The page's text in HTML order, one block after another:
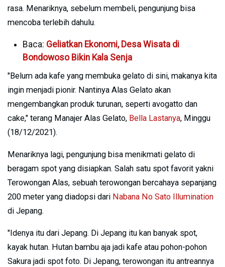
rasa. Menariknya, sebelum membeli, pengunjung bisa
mencoba terlebih dahulu.
Baca: Geliatkan Ekonomi, Desa Wisata di
Bondowoso Bikin Kala Senja
"Belum ada kafe yang membuka gelato di sini, makanya kita
ingin menjadi pionir. Nantinya Alas Gelato akan
mengembangkan produk turunan, seperti avogatto dan
cake," terang Manajer Alas Gelato, Bella Lastanya, Minggu
(18/12/2021).
Menariknya lagi, pengunjung bisa menikmati gelato di
beragam spot yang disiapkan. Salah satu spot favorit yakni
Terowongan Alas, sebuah terowongan bercahaya sepanjang
200 meter yang diadopsi dari Nabana No Sato Illumination
di Jepang.
"Idenya itu dari Jepang. Di Jepang itu kan banyak spot,
kayak hutan. Hutan bambu aja jadi kafe atau pohon-pohon
Sakura jadi spot foto. Di Jepang, terowongan itu antreannya